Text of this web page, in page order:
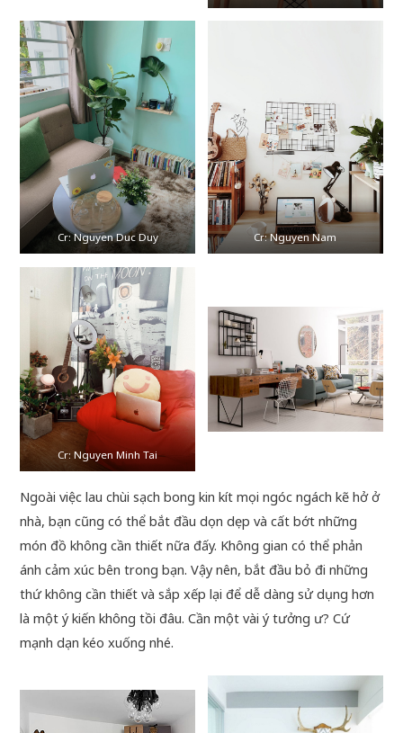
Cr: Nguyen Duc Duy Cr: Nguyen Nam
Cr: Nguyen Minh Tai
Ngoài việc lau chùi sạch bong kin kít mọi ngóc ngách kẽ hở ở
nhà, bạn cũng có thể bắt đầu dọn dẹp và cất bớt những
món đồ không cần thiết nữa đấy. Không gian có thể phản
ánh cảm xúc bên trong bạn. Vậy nên, bắt đầu bỏ đi những
thứ không cần thiết và sắp xếp lại để dễ dàng sử dụng hơn
là một ý kiến không tồi đâu. Cần một vài ý tưởng ư? Cứ
mạnh dạn kéo xuống nhé.